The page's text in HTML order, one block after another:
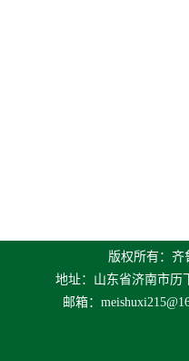
版权所有：齐
地址：山东省济南市历
邮箱：